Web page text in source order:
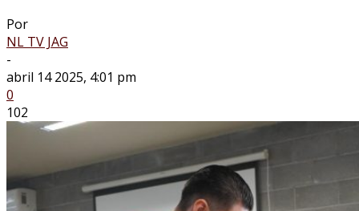
Por
NL TV JAG
-
abril 14 2025, 4:01 pm
0
102